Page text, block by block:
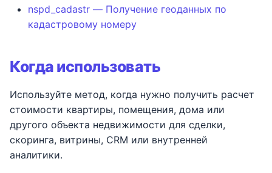
Залоги
nspd_cadastr — Получение геоданных по
кадастровому номеру
Когда использовать
Используйте метод, когда нужно получить расчет
стоимости квартиры, помещения, дома или
другого объекта недвижимости для сделки,
скоринга, витрины, CRM или внутренней
аналитики.